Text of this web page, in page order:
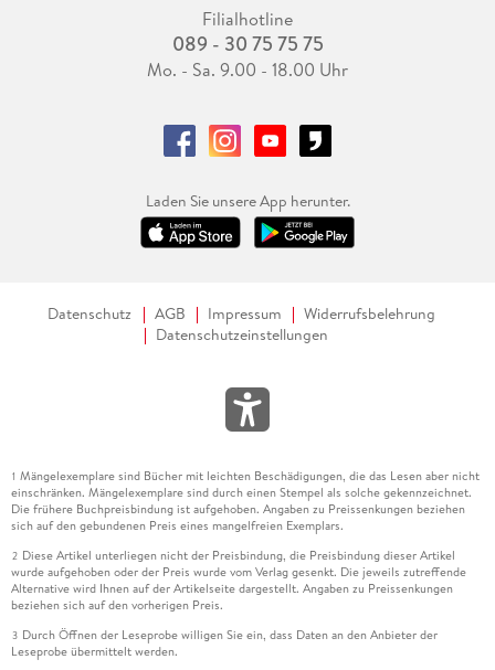
Filialhotline
089 - 30 75 75 75
Mo. - Sa. 9.00 - 18.00 Uhr
Laden Sie unsere App herunter.
Datenschutz AGB Impressum
Widerrufsbelehrung
Datenschutzeinstellungen
1 Mängelexemplare sind Bücher mit leichten Beschädigungen, die das Lesen aber nicht
einschränken. Mängelexemplare sind durch einen Stempel als solche gekennzeichnet.
Die frühere Buchpreisbindung ist aufgehoben. Angaben zu Preissenkungen beziehen
sich auf den gebundenen Preis eines mangelfreien Exemplars.
2 Diese Artikel unterliegen nicht der Preisbindung, die Preisbindung dieser Artikel
wurde aufgehoben oder der Preis wurde vom Verlag gesenkt. Die jeweils zutreffende
Alternative wird Ihnen auf der Artikelseite dargestellt. Angaben zu Preissenkungen
beziehen sich auf den vorherigen Preis.
3 Durch Öffnen der Leseprobe willigen Sie ein, dass Daten an den Anbieter der
Leseprobe übermittelt werden.